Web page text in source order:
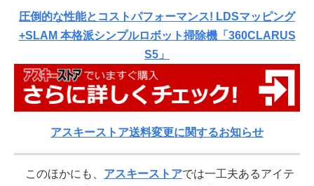
圧倒的な性能とコストパフォーマンス! LDSマッピング
+SLAM 本格派シンプルロボット掃除機「360CLARUS
S5」
アスキーストア送料変更に関するお知らせ
このほかにも、 アスキーストアでは一工夫あるアイテ